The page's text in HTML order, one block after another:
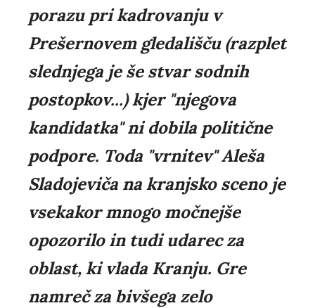
porazu pri kadrovanju v
Prešernovem gledališču (razplet
slednjega je še stvar sodnih
postopkov...) kjer "njegova
kandidatka" ni dobila politične
podpore. Toda "vrnitev" Aleša
Sladojeviča na kranjsko sceno je
vsekakor mnogo močnejše
opozorilo in tudi udarec za
oblast, ki vlada Kranju. Gre
namreč za bivšega zelo